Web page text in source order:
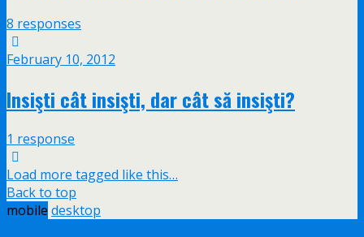
8 responses
February 10, 2012
Insişti cât insişti, dar cât să insişti?
1 response
Load more tagged like this…
Back to top
mobile desktop